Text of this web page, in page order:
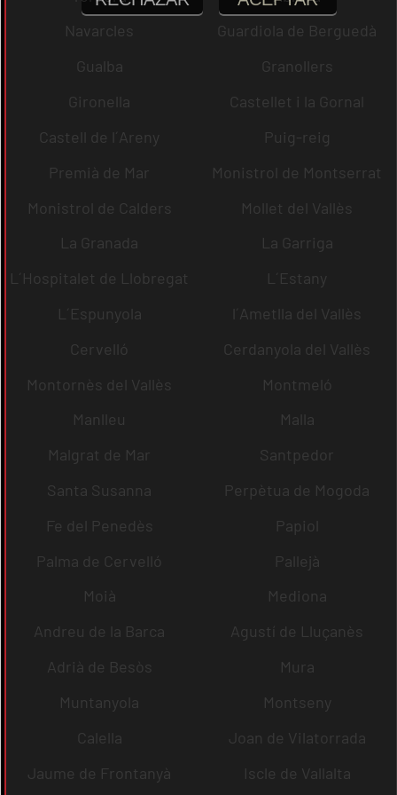
Navarcles
Guardiola de Berguedà
Gualba
Granollers
Gironella
Castellet i la Gornal
Castell de l´Areny
Puig-reig
Premià de Mar
Monistrol de Montserrat
Monistrol de Calders
Mollet del Vallès
La Granada
La Garriga
L´Hospitalet de Llobregat
L´Estany
L´Espunyola
l´Ametlla del Vallès
Cervelló
Cerdanyola del Vallès
Montornès del Vallès
Montmeló
Manlleu
Malla
Malgrat de Mar
Santpedor
Santa Susanna
Perpètua de Mogoda
Fe del Penedès
Papiol
Palma de Cervelló
Pallejà
Moià
Mediona
Andreu de la Barca
Agustí de Lluçanès
Adrià de Besòs
Mura
Muntanyola
Montseny
Calella
Joan de Vilatorrada
Jaume de Frontanyà
Iscle de Vallalta